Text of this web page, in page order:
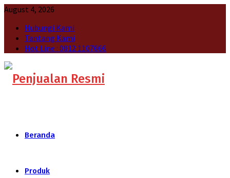
August 4, 2026
Hubungi Kami
Tantang Kami
Hot Line : 0812 1107666
Beranda
Produk